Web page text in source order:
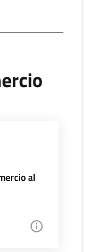
al